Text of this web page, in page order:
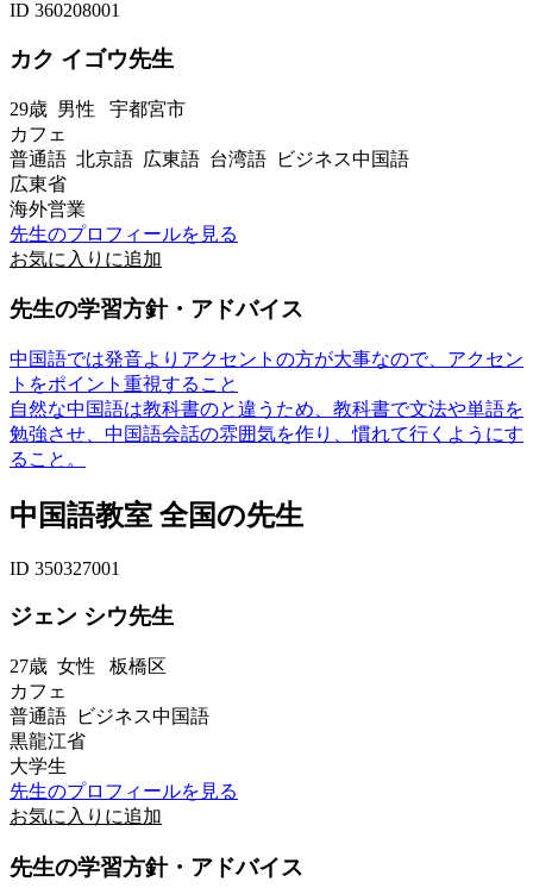
ID 360208001
カク イゴウ先生
29歳 男性 宇都宮市
カフェ
普通語 北京語 広東語 台湾語 ビジネス中国語
広東省
海外営業
先生のプロフィールを見る
お気に入りに追加
先生の学習方針・アドバイス
中国語では発音よりアクセントの方が大事なので、アクセン
トをポイント重視すること
自然な中国語は教科書のと違うため、教科書で文法や単語を
勉強させ、中国語会話の雰囲気を作り、慣れて行くようにす
ること。
中国語教室 全国の先生
ID 350327001
ジェン シウ先生
27歳 女性 板橋区
カフェ
普通語 ビジネス中国語
黒龍江省
大学生
先生のプロフィールを見る
お気に入りに追加
先生の学習方針・アドバイス